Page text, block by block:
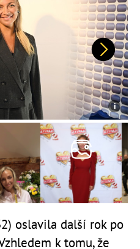
Další
oslavila další rok po
k tomu, že